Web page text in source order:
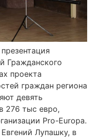
Гражданского
проекта
граждан региона
девять
276 тыс евро,
Pro-Europa.
Лупашку, в